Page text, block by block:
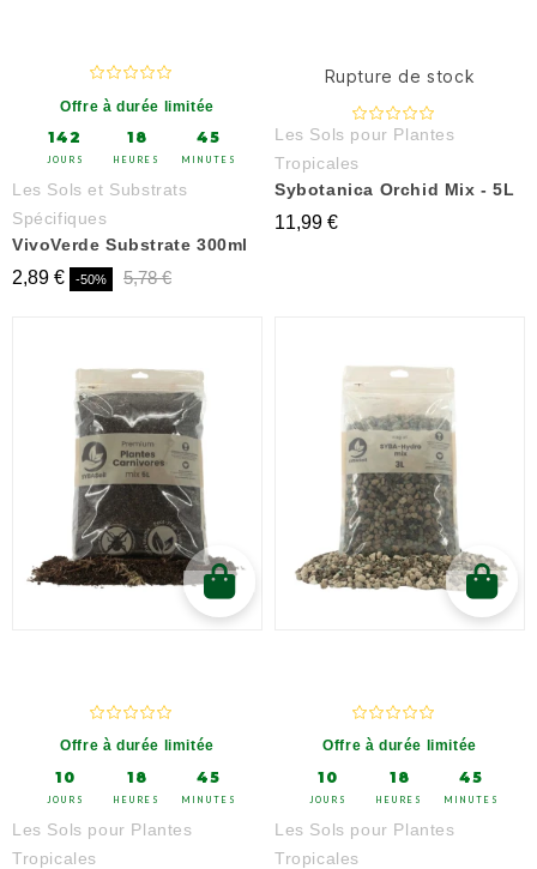
Offre à durée limitée
142
JOURS
18
HEURES
45
MINUTES
Les Sols et Substrats
Spécifiques
VivoVerde Substrate 300ml
2,89 € -50% 5,78 €
Rupture de stock
Les Sols pour Plantes
Tropicales
Sybotanica Orchid Mix - 5L
11,99 €
Offre à durée limitée
10
JOURS
18
HEURES
45
MINUTES
Les Sols pour Plantes
Tropicales
Offre à durée limitée
10
JOURS
18
HEURES
45
MINUTES
Les Sols pour Plantes
Tropicales